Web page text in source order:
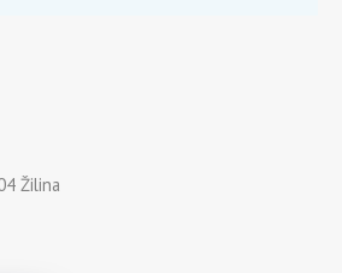
Žilina